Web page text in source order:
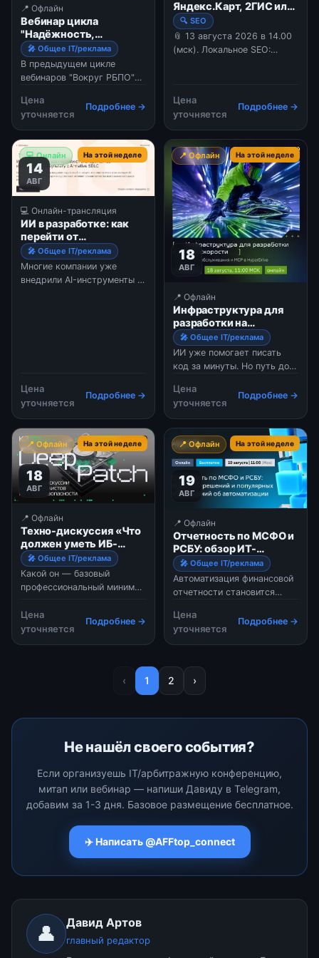
📍 Офлайн
Вебинар цикла
"Надёжность,
качество,
безопасность ПО:
методология и
инструменты"
🎤 Общее IT/реклама
В предыдущем цикле
вебинаров "Вокруг РБПО"
процессов из ГОСТ Р 56939
—2024, направленных на
создание безопасных
программных решений. …
Цена
уточняется
Подробнее →
Яндекс.Карт, 2ГИС или
как продвигать
офлайн-бизнес.
🔍 SEO
📎 13 августа 2026 в 14.00
(мск). Локальное SEO:
оказаться в топе поисковой
выдачи уже недостаточно
— важно, чтобы видимость
вашего бизнеса в поиске
приносила стабильные
продажи. Но
Цена
уточняется
Подробнее →
💻 Онлайн На этой неделе
14
АВГ
💻 Онлайн-трансляция
ИИ в разработке: как
перейти от
экспериментов к
системному
результату с AI-native
SDLC
🎤 Общее IT/реклама
Многие компании уже
внедрили AI-инструменты в
успешные практики не
удаётся масштабир
Цена
уточняется
Подробнее →
📍 Офлайн На этой неделе
18
АВГ
📍 Офлайн
Инфраструктура для
разработки на
гиперскорости:
сервисы
самообслуживания и
MCP в HyperDrive
🎤 Общее IT/реклама
ИИ уже помогает писать
код за минуты. Но путь до
прежнему занимает дни или
недели — из-за ручных
инфраструктурных
процессов, тикет…
Цена
уточняется
Подробнее →
📍 Офлайн На этой неделе
18
АВГ
📍 Офлайн
Техно-дискуссия «Что
должен уметь ИБ-
инженер»
🎤 Общее IT/реклама
Какой он — базовый
профессиональный минимум
выпуске техно-дискуссий
К2 Кибербезопасность
Цена
уточняется
Подробнее →
📍 Офлайн На этой неделе
19
АВГ
📍 Офлайн
Отчетность по МСФО и
РСБУ: обзор ИТ-
решений и популярных
заблуждений об
автоматизации
🎤 Общее IT/реклама
Автоматизация финансовой
отчетности становится
цифровой трансформации
финансовой функции. При
этом у ИТ-руководителей
Цена
уточняется
Подробнее →
‹ 1 2 ›
Не нашёл своего события?
Если организуешь IT/арбитражную конференцию,
митап или вебинар — напиши Давиду в Telegram,
добавим за 1-3 дня. Базовое размещение бесплатное.
✈️ Написать @AFFtop_connect
👤 Давид Артов
главный редактор